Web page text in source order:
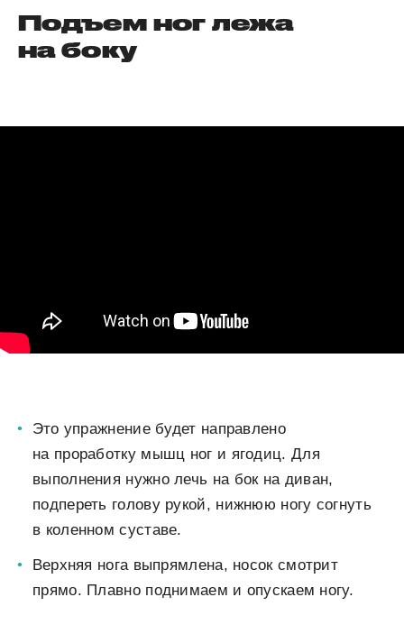
Подъем ног лежа
на боку
Это упражнение будет направлено
на проработку мышц ног и ягодиц. Для
выполнения нужно лечь на бок на диван,
подпереть голову рукой, нижнюю ногу согнуть
в коленном суставе.
Верхняя нога выпрямлена, носок смотрит
прямо. Плавно поднимаем и опускаем ногу.